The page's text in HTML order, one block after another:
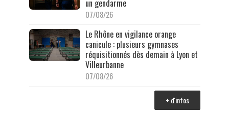
un gendarme
07/08/26
Le Rhône en vigilance orange
canicule : plusieurs gymnases
réquisitionnés dès demain à Lyon et
Villeurbanne
07/08/26
+ d'infos